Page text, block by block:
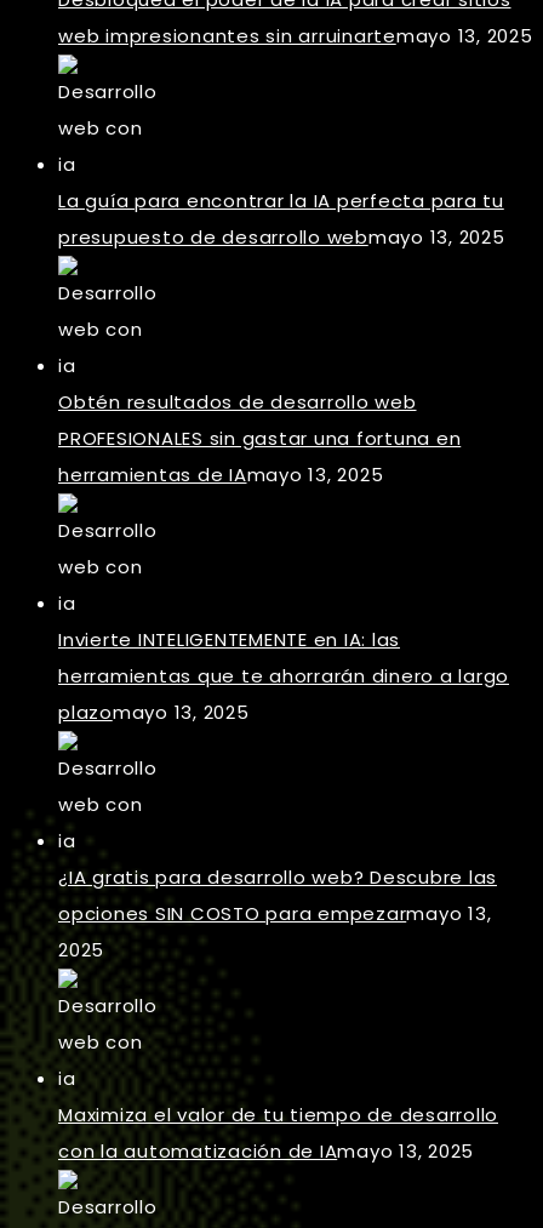
web impresionantes sin arruinartemayo 13, 2025
La guía para encontrar la IA perfecta para tu
presupuesto de desarrollo webmayo 13, 2025
Obtén resultados de desarrollo web
PROFESIONALES sin gastar una fortuna en
herramientas de IAmayo 13, 2025
Invierte INTELIGENTEMENTE en IA: las
herramientas que te ahorrarán dinero a largo
plazomayo 13, 2025
¿IA gratis para desarrollo web? Descubre las
opciones SIN COSTO para empezarmayo 13,
2025
Maximiza el valor de tu tiempo de desarrollo
con la automatización de IAmayo 13, 2025